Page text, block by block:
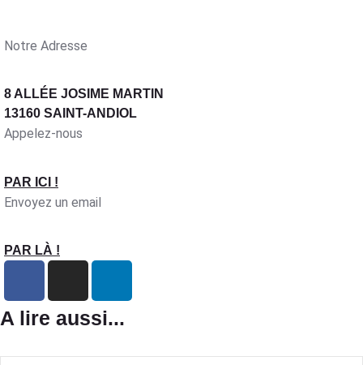
Notre Adresse
8 ALLÉE JOSIME MARTIN
13160 SAINT-ANDIOL
Appelez-nous
PAR ICI !
Envoyez un email
PAR LÀ !
A lire aussi...